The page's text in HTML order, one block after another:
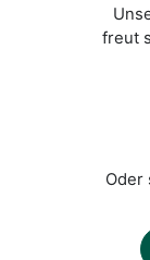
freut
Oder